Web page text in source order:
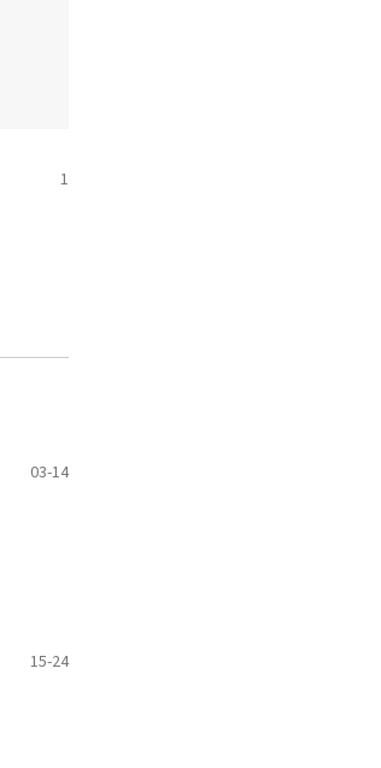
1
03-14
15-24